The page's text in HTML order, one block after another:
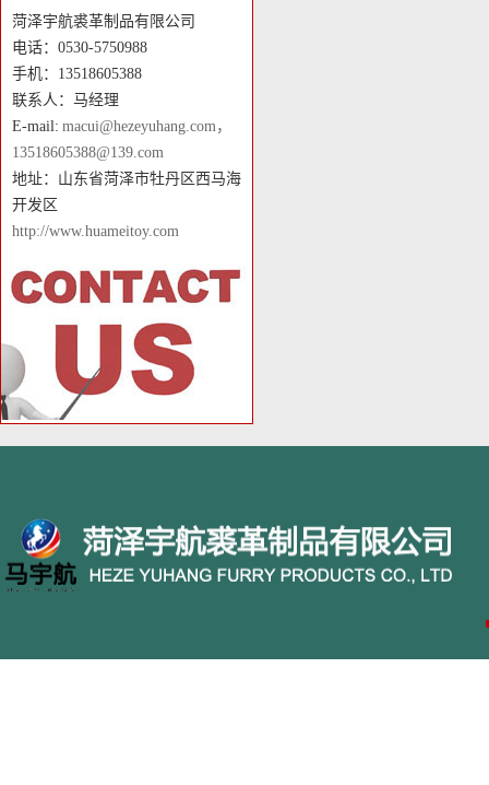
菏泽宇航裘革制品有限公司
电话：0530-5750988
手机：13518605388
联系人：马经理
E-mail: macui@hezeyuhang.com，
13518605388@139.com
地址：山东省菏泽市牡丹区西马海
开发区
http://www.huameitoy.com